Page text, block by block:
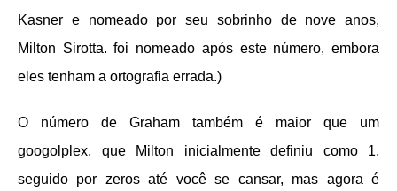
Kasner e nomeado por seu sobrinho de nove anos,
Milton Sirotta. foi nomeado após este número, embora
eles tenham a ortografia errada.)
O número de Graham também é maior que um
googolplex, que Milton inicialmente definiu como 1,
seguido por zeros até você se cansar, mas agora é